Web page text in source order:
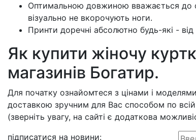
Оптимальною довжиною вважається до
візуально не вкорочують ноги.
Принти доречні абсолютно будь-які -
Як купити жіночу
магазинів Богатир.
Для початку ознайомтеся з цінами і
доставкою зручним для Вас способом по всій
(зверніть увагу, на сайті є додаткова
підписатися на новини: